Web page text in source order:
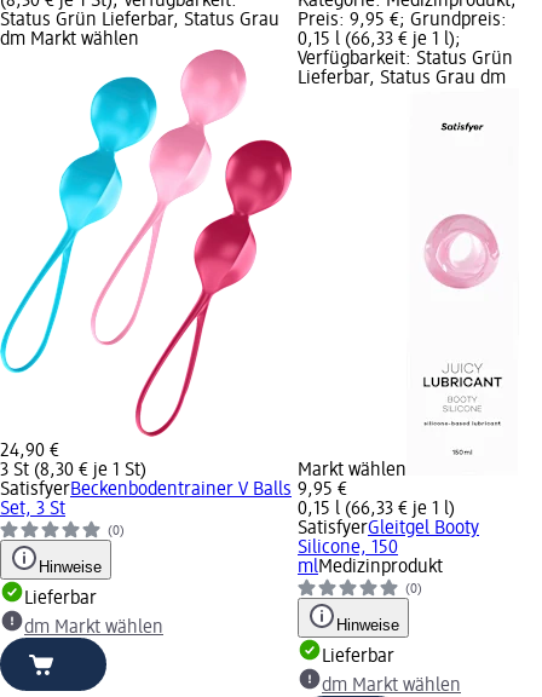
Status Grün Lieferbar, Status Grau
dm Markt wählen
24,90 €
3 St (8,30 € je 1 St)
SatisfyerBeckenbodentrainer V Balls
Set, 3 St
(0)
Hinweise
Lieferbar
dm Markt wählen
Preis: 9,95 €; Grundpreis:
0,15 l (66,33 € je 1 l);
Verfügbarkeit: Status Grün
Lieferbar, Status Grau dm
Markt wählen
9,95 €
0,15 l (66,33 € je 1 l)
SatisfyerGleitgel Booty
Silicone, 150
mlMedizinprodukt
(0)
Hinweise
Lieferbar
dm Markt wählen